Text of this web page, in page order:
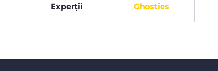
Experții Ghosties